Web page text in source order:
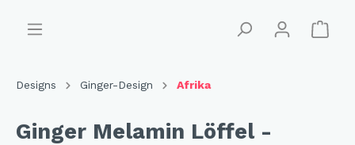
Designs Ginger-Design Afrika
Ginger Melamin Löffel -